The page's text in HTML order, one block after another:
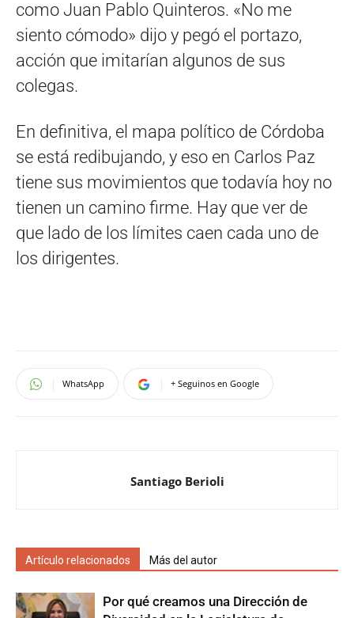
como Juan Pablo Quinteros. «No me
siento cómodo» dijo y pegó el portazo,
acción que imitarían algunos de sus
colegas.
En definitiva, el mapa político de Córdoba
se está redibujando, y eso en Carlos Paz
tiene sus movimientos que todavía hoy no
tienen un camino firme. Hay que ver de
que lado de los límites caen cada uno de
los dirigentes.
WhatsApp + Seguinos en Google
Santiago Berioli
Artículo relacionados Más del autor
Por qué creamos una Dirección de